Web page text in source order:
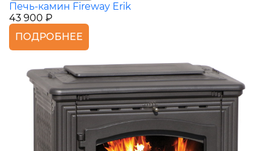
Печь-камин Fireway Erik
43 900 ₽
ПОДРОБНЕЕ